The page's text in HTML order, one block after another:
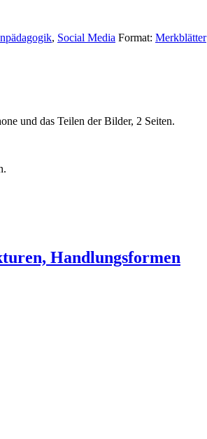
, Social Media Format: Merkblätter
und das Teilen der Bilder, 2 Seiten.
Handlungsformen